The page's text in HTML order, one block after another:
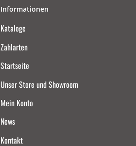
Informationen
Kataloge
Zahlarten
Startseite
Unser Store und Showroom
Mein Konto
News
Kontakt